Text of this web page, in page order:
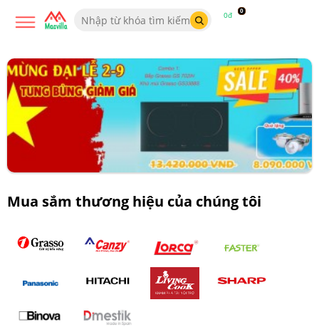
0
0đ
Mua sắm thương hiệu của chúng tôi